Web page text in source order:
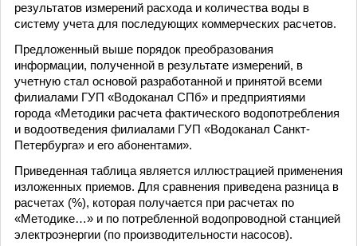
результатов измерений расхода и количества воды в
систему учета для последующих коммерческих расчетов.
Предложенный выше порядок преобразования
информации, полученной в результате измерений, в
учетную стал основой разработанной и принятой всеми
филиалами ГУП «Водоканал СПб» и предприятиями
города «Методики расчета фактического водопотребления
и водоотведения филиалами ГУП «Водоканал Санкт-
Петербурга» и его абонентами».
Приведенная таблица является иллюстрацией применения
изложенных приемов. Для сравнения приведена разница в
расчетах (%), которая получается при расчетах по
«Методике…» и по потребленной водопроводной станцией
электроэнергии (по производительности насосов).